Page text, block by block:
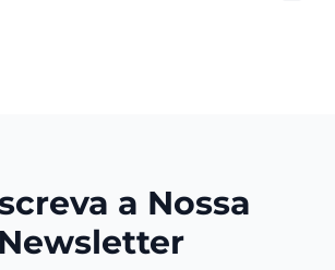
a Nossa
Newsletter